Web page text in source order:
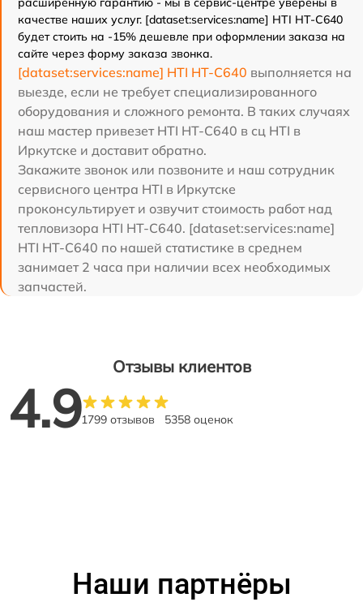
качестве наших услуг. [dataset:services:name] HTI HT-C640
будет стоить на -15% дешевле при оформлении заказа на
сайте через форму заказа звонка.
[dataset:services:name] HTI HT-C640 выполняется на
выезде, если не требует специализированного
оборудования и сложного ремонта. В таких случаях
наш мастер привезет HTI HT-C640 в сц HTI в
Иркутске и доставит обратно.
Закажите звонок или позвоните и наш сотрудник
сервисного центра HTI в Иркутске
проконсультирует и озвучит стоимость работ над
тепловизора HTI HT-C640. [dataset:services:name]
HTI HT-C640 по нашей статистике в среднем
занимает 2 часа при наличии всех необходимых
запчастей.
Отзывы клиентов
4.91799 отзывов 5358 оценок
Наши партнёры